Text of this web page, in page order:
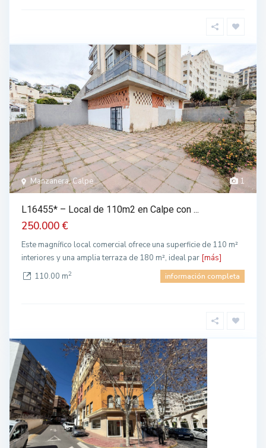
1
Manzanera, Calpe
L16455* – Local de 110m2 en Calpe con ...
250.000 €
Este magnífico local comercial ofrece una superficie de 110 m²
interiores y una amplia terraza de 180 m², ideal par [más]
110.00 m2 información completa